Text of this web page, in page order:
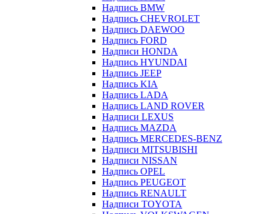
Надпись BMW
Надпись CHEVROLET
Надпись DAEWOO
Надпись FORD
Надписи HONDA
Надпись HYUNDAI
Надпись JEEP
Надпись KIA
Надпись LADA
Надпись LAND ROVER
Надписи LEXUS
Надпись MAZDA
Надпись MERCEDES-BENZ
Надписи MITSUBISHI
Надписи NISSAN
Надпись OPEL
Надпись PEUGEOT
Надпись RENAULT
Надписи TOYOTA